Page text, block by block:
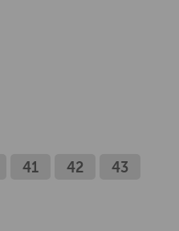
41 42
43